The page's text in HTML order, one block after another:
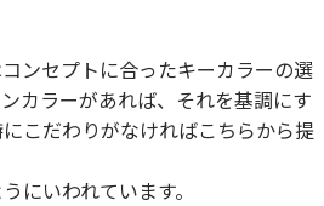
ンセプトに合ったキーカラーの選
カラーがあれば、それを基調にす
こだわりがなければこちらから提
にいわれています。